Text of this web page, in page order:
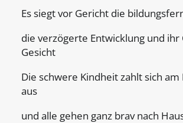
Es siegt vor Gericht die
die verzögerte Entwicklung und ihr
Gesicht
Die schwere Kindheit zahlt sich
aus
und alle gehen ganz brav nach